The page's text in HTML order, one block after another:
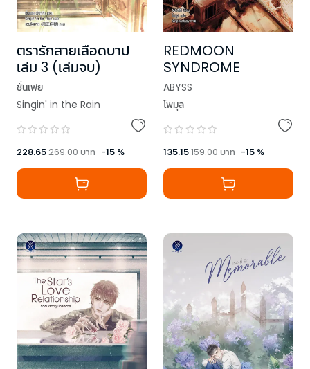
ตรารักสายเลือดบาป
เล่ม 3 (เล่มจบ)
ชั่นเฟย
Singin' in the Rain
228.65269.00บาท -15 %
REDMOON
SYNDROME
ABYSS
โพมุล
135.15159.00บาท -15 %